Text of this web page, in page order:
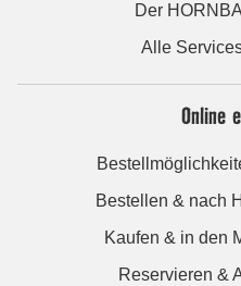
Der
Alle
Online
Bestellen & nach
Kaufen & in den
Reservieren &